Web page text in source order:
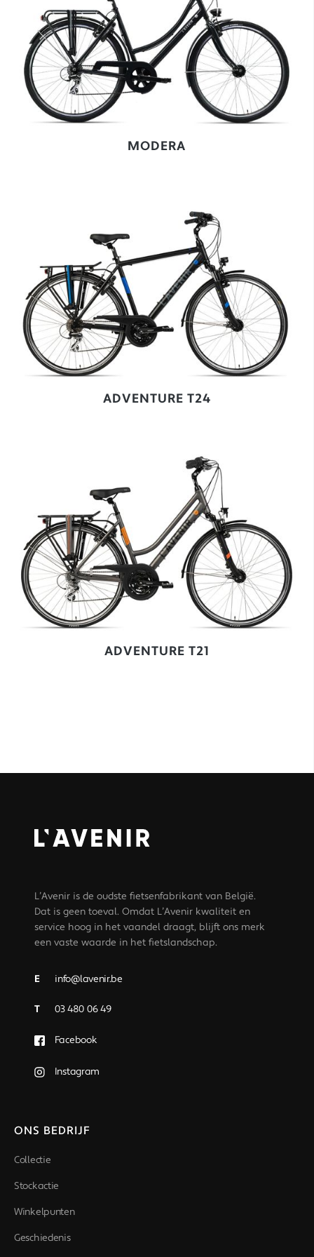
MODERA
ADVENTURE T24
ADVENTURE T21
L’Avenir is de oudste fietsenfabrikant van België.
Dat is geen toeval. Omdat L’Avenir kwaliteit en
service hoog in het vaandel draagt, blijft ons merk
een vaste waarde in het fietslandschap.
E info@lavenir.be
T 03 480 06 49
Facebook
Instagram
ONS BEDRIJF
Collectie
Stockactie
Winkelpunten
Geschiedenis